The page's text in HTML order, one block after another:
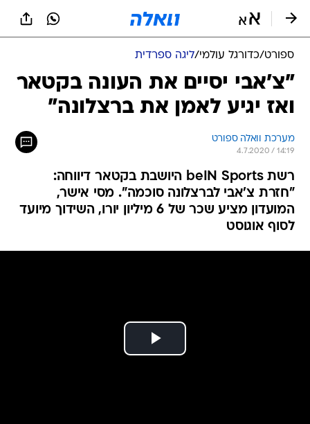
ספורט/כדורגל עולמי/ליגה ספרדית
"צ'אבי יסיים את העונה בקטאר
ואז יגיע לאמן את ברצלונה"
מערכת וואלה ספורט
4.7.2020 / 14:19
רשת beIN Sports היושבת בקטאר דיווחה:
"חזרת צ'אבי לברצלונה סוכמה". מסי אישר,
המועדון מציע שכר של 6 מיליון יורו, השידוך מיועד
לסוף אוגוסט